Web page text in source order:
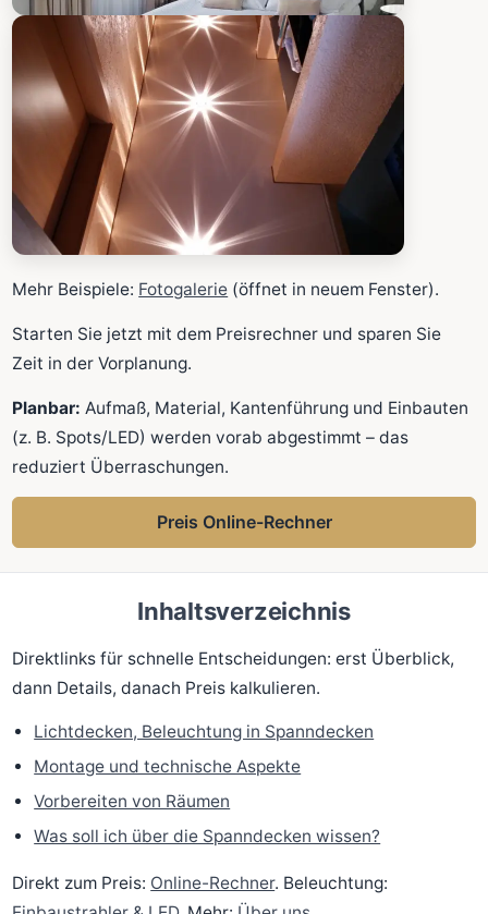
Mehr Beispiele: Fotogalerie (öffnet in neuem Fenster).
Starten Sie jetzt mit dem Preisrechner und sparen Sie
Zeit in der Vorplanung.
Planbar: Aufmaß, Material, Kantenführung und Einbauten
(z. B. Spots/LED) werden vorab abgestimmt – das
reduziert Überraschungen.
Preis Online-Rechner
Inhaltsverzeichnis
Direktlinks für schnelle Entscheidungen: erst Überblick,
dann Details, danach Preis kalkulieren.
Lichtdecken, Beleuchtung in Spanndecken
Montage und technische Aspekte
Vorbereiten von Räumen
Was soll ich über die Spanndecken wissen?
Direkt zum Preis: Online-Rechner. Beleuchtung: